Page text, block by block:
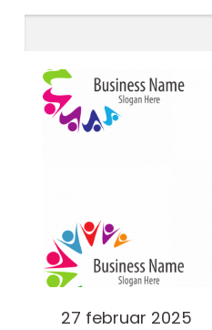
27 februar 2025